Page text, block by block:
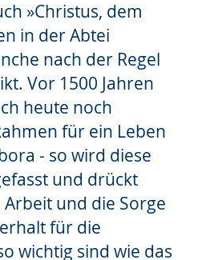
»Christus, dem
in der Abtei
nach der Regel
Vor 1500 Jahren
heute noch
für ein Leben
- so wird diese
und drückt
und die Sorge
für die
wichtig sind wie das